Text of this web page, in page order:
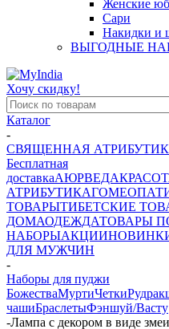
Женские
Сари
Накидки и
ВЫГОДНЫЕ
Хочу скидку!
Каталог
-
СВЯЩЕННАЯ
Бесплатная
доставкаАЮРВЕДА
АТРИБУТИКА
ТОВАРЫТИБЕТСКИЕ
ДОМАОДЕЖДАТОВАРЫ
НАБОРЫАКЦИИ
ДЛЯ МУЖЧИН
-
Наборы для пуджи
БожестваМуртиЧетки
чашиБраслетыФэншуй/Васту
-Лампа с декором в виде